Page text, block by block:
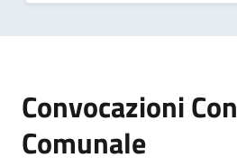
Convocazioni
Comunale